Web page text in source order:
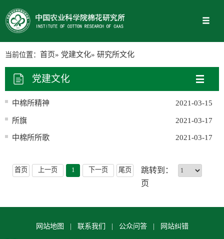
当前位置： 首页» 党建文化» 研究所文化
党建文化
中棉所精神 2021-03-15
所旗 2021-03-17
中棉所所歌 2021-03-17
首页 上一页 1 下一页 尾页
跳转到：
页
网站地图 | 联系我们 | 公众问答 | 网站纠错